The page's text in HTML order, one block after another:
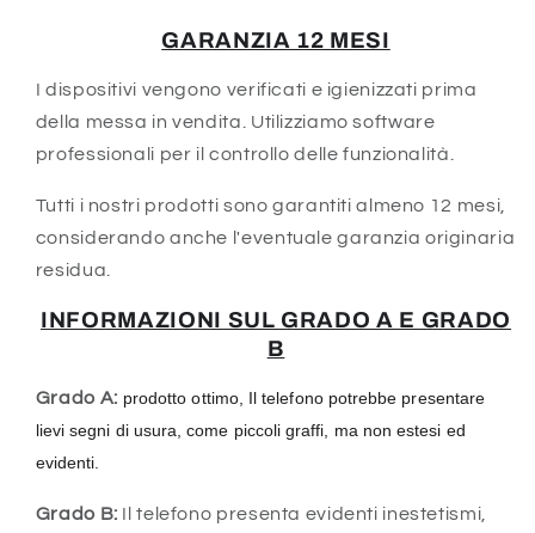
GARANZIA 12 MESI
I dispositivi vengono verificati e igienizzati prima
della messa in vendita. Utilizziamo software
professionali per il controllo delle funzionalità.
Tutti i nostri prodotti sono garantiti almeno 12 mesi,
considerando anche l'eventuale garanzia originaria
residua.
INFORMAZIONI SUL GRADO A E GRADO
B
Grado A: prodotto ottimo, Il telefono potrebbe presentare
lievi segni di usura, come piccoli graffi, ma non estesi ed
evidenti.
Grado B: Il telefono presenta evidenti inestetismi,